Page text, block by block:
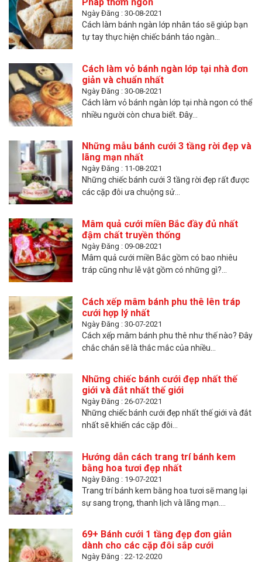
Ngày Đăng : 30-08-2021
Cách làm bánh ngàn lớp nhân táo sẽ giúp bạn
tự tay thực hiện chiếc bánh táo ngàn...
Cách làm vỏ bánh ngàn lớp tại nhà đơn
giản và chuẩn nhất
Ngày Đăng : 30-08-2021
Cách làm vỏ bánh ngàn lớp tại nhà ngon có thể
nhiều người còn chưa biết. Đây...
Những mẫu bánh cưới 3 tầng rời đẹp và
lãng mạn nhất
Ngày Đăng : 11-08-2021
Những chiếc bánh cưới 3 tầng rời đẹp rất được
các cặp đôi ưa chuộng sử...
Mâm quả cưới miền Bắc đầy đủ nhất
đậm chất truyền thống
Ngày Đăng : 09-08-2021
Mâm quả cưới miền Bắc gồm có bao nhiêu
tráp cũng như lễ vật gồm có những gì?...
Cách xếp mâm bánh phu thê lên tráp
cưới hợp lý nhất
Ngày Đăng : 30-07-2021
Cách xếp mâm bánh phu thê như thế nào? Đây
chắc chắn sẽ là thắc mắc của nhiều...
Những chiếc bánh cưới đẹp nhất thế
giới và đắt nhất thế giới
Ngày Đăng : 26-07-2021
Những chiếc bánh cưới đẹp nhất thế giới và đắt
nhất sẽ khiến các cặp đôi...
Hướng dẫn cách trang trí bánh kem
bằng hoa tươi đẹp nhất
Ngày Đăng : 19-07-2021
Trang trí bánh kem bằng hoa tươi sẽ mang lại
sự sang trọng, thanh lịch và lãng mạn....
69+ Bánh cưới 1 tầng đẹp đơn giản
dành cho các cặp đôi sắp cưới
Ngày Đăng : 22-12-2020